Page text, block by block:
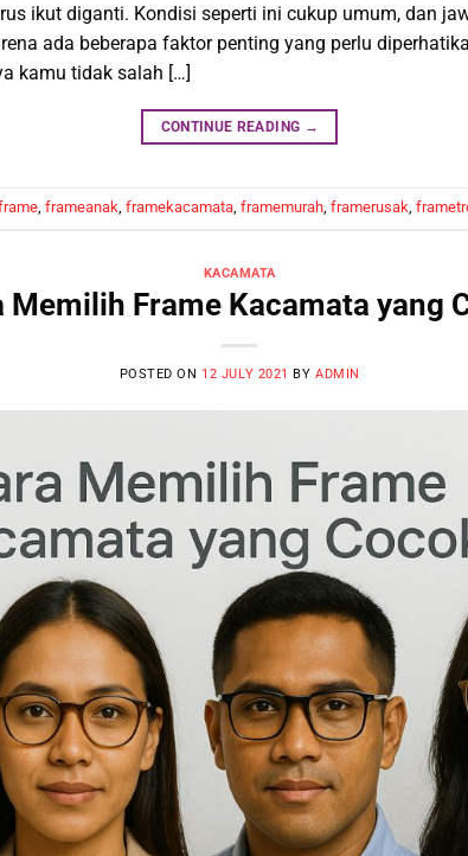
ikut diganti. Kondisi seperti ini cukup umum, dan
ada beberapa faktor penting yang perlu
kamu tidak salah […]
CONTINUE READING →
, frameanak, framekacamata, framemurah, framerusak,
KACAMATA
Memilih Frame Kacamata yang
POSTED ON 12 JULY 2021 BYADMIN